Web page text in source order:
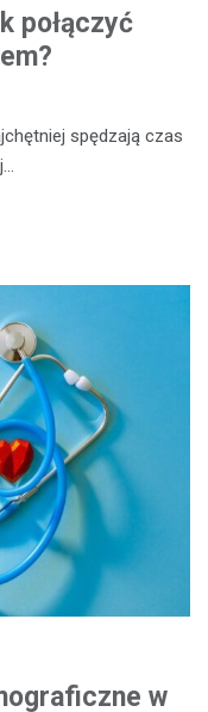
połączyć
spędzają czas
w